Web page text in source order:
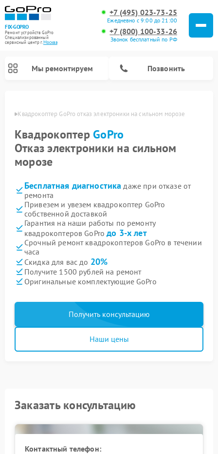
FIX-GOPRO
Ремонт устройств GoPro
Специализированный
cервисный центр г.Москва
+7 (495) 023-73-25
Ежедневно с 9:00 до 21:00
+7 (800) 100-33-26
Звонок бесплатный по РФ
Мы ремонтируем Позвонить
Квадрокоптер GoPro отказ электроники на сильном морозе
Квадрокоптер GoPro
Отказ электроники на сильном
морозе
Бесплатная диагностика даже при отказе от
ремонта
Привезем и увезем квадрокоптер GoPro
собственной доставкой
Гарантия на наши работы по ремонту
квадрокоптеров GoProдо 3-х лет
Срочный ремонт квадрокоптеров GoPro в течении
часа
Скидка для вас до 20%
Получите 1500 рублей на ремонт
Оригинальные комплектующие GoPro
Получить консультацию
Наши цены
Заказать консультацию
Контактный телефон: